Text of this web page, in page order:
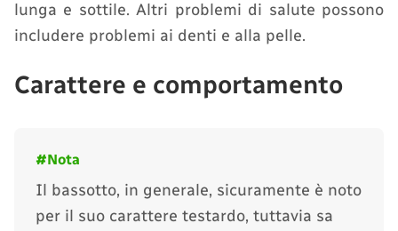
lunga e sottile. Altri problemi di salute possono
includere problemi ai denti e alla pelle.
Carattere e comportamento
Il bassotto, in generale, sicuramente è noto
per il suo carattere testardo, tuttavia sa